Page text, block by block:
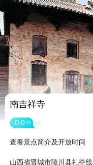
南吉祥寺
0.0 分
查看景点简介及开放时间
山西省晋城市陵川县礼夺线